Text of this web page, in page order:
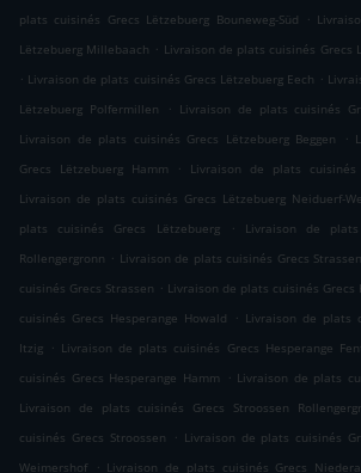
plats cuisinés Grecs Lëtzebuerg Bouneweg-Süd
.
Lëtzebuerg Millebaach . Livraison de plats cuisinés Grecs
. Livraison de plats cuisinés Grecs Lëtzebuerg Eech .
Lëtzebuerg Polfermillen
. Livraison de plats cuisinés
Livraison de plats cuisinés Grecs Lëtzebuerg Beggen
.
Grecs Lëtzebuerg Hamm
. Livraison de plats cuisinés
Livraison de plats cuisinés Grecs Lëtzebuerg Neiduerf-
plats cuisinés Grecs Lëtzebuerg
.
Livraison de
Rollengergronn . Livraison de plats cuisinés Grecs
cuisinés Grecs Strassen . Livraison de plats cuisinés Grecs
cuisinés Grecs Hesperange Howald
. Livraison de plats
Itzig . Livraison de plats cuisinés Grecs Hesperange
cuisinés Grecs Hesperange Hamm
. Livraison de plats
Livraison de plats cuisinés Grecs Stroossen
cuisinés Grecs Stroossen
. Livraison de plats cuisinés
Weimershof
. Livraison de plats cuisinés Grecs